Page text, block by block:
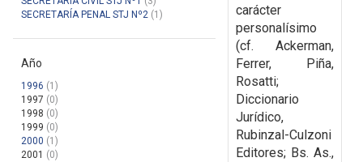
SECRETARÍA PENAL STJ Nº2 (1)
Año
1996 (1)
1997 (0)
1998 (0)
1999 (0)
2000 (1)
2001 (0)
carácter
personalísimo
(cf. Ackerman,
Ferrer, Piña,
Rosatti;
Diccionario
Jurídico,
Rubinzal-Culzoni
Editores; Bs. As.,